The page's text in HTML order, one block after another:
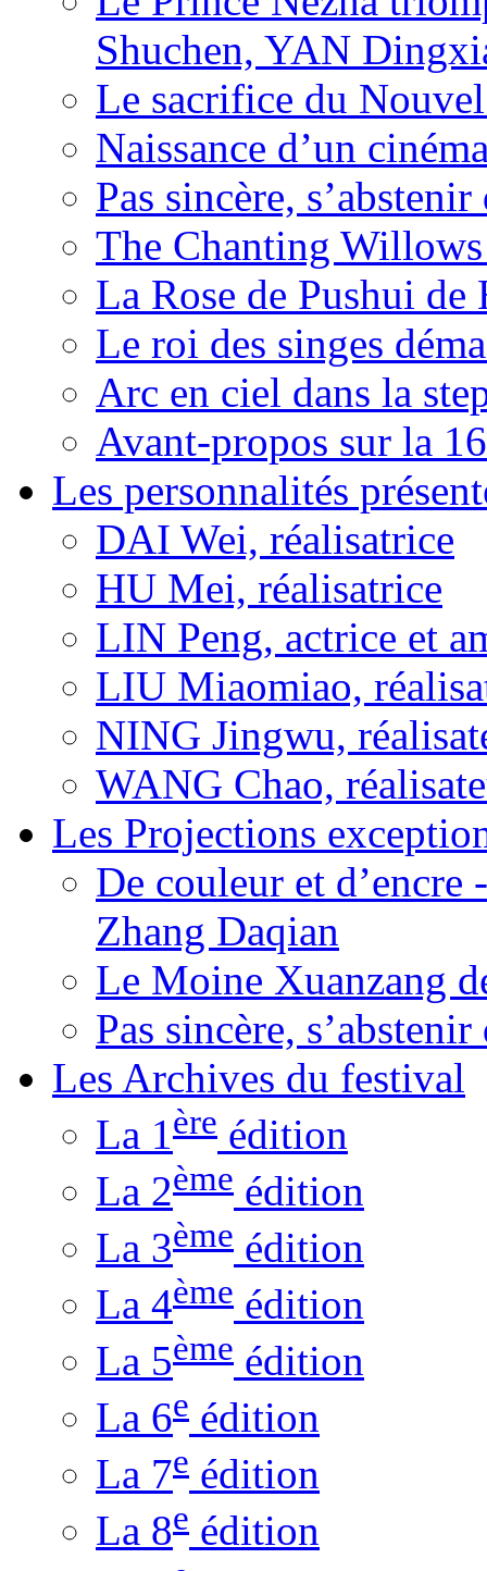
Shuchen, YAN
Le sacrifice du
Naissance d’un
Pas sincère,
The Chanting
La Rose de Pushui de
Le roi des singes
Arc en ciel dans la
Avant-propos sur la
Les personnalités
DAI Wei, réalisatrice
HU Mei, réalisatrice
LIN Peng, actrice et
LIU Miaomiao,
NING Jingwu,
WANG Chao,
Les Projections
De couleur et
Zhang Daqian
Le Moine Xuanzang
Pas sincère,
Les Archives du festival
La 1ère édition
La 2ème édition
La 3ème édition
La 4ème édition
La 5ème édition
La 6e édition
La 7e édition
La 8e édition